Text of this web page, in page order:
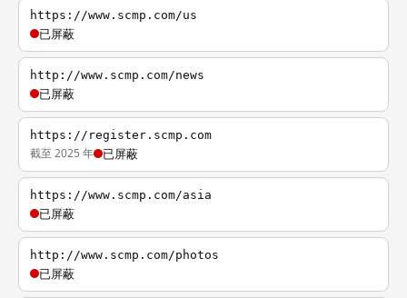
https://www.scmp.com/us
已屏蔽
http://www.scmp.com/news
已屏蔽
https://register.scmp.com
截至 2025 年 已屏蔽
https://www.scmp.com/asia
已屏蔽
http://www.scmp.com/photos
已屏蔽